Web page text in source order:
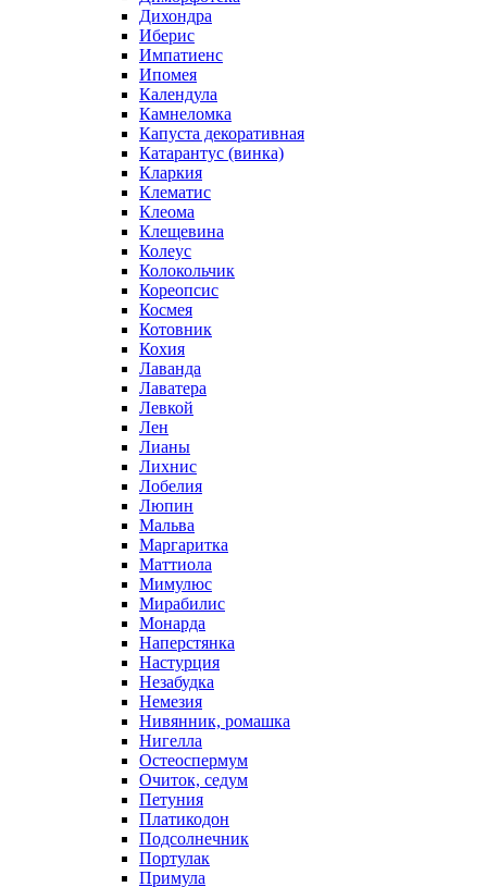
Дихондра
Иберис
Импатиенс
Ипомея
Календула
Камнеломка
Капуста декоративная
Катарантус (винка)
Кларкия
Клематис
Клеома
Клещевина
Колеус
Колокольчик
Кореопсис
Космея
Котовник
Кохия
Лаванда
Лаватера
Левкой
Лен
Лианы
Лихнис
Лобелия
Люпин
Мальва
Маргаритка
Маттиола
Мимулюс
Мирабилис
Монарда
Наперстянка
Настурция
Незабудка
Немезия
Нивянник, ромашка
Нигелла
Остеоспермум
Очиток, седум
Петуния
Платикодон
Подсолнечник
Портулак
Примула